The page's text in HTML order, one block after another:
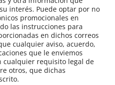
interés. Puede optar por no
promocionales en
las instrucciones para
en dichos correos
cualquier aviso, acuerdo,
que le enviemos
cualquier requisito legal de
otros, que dichas